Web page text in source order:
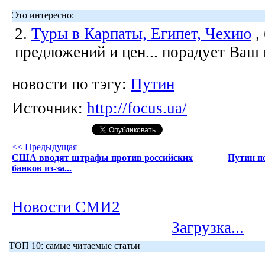
Это интересно:
2. Туры в Карпаты, Египет, Чехию ,
предложений и цен... порадует Ваш
новости по тэгу: Путин
Источник: http://focus.ua/
<< Предыдущая
США вводят штрафы против российских
банков из-за...
Путин
Новости СМИ2
Загрузка...
ТОП 10: самые читаемые статьи